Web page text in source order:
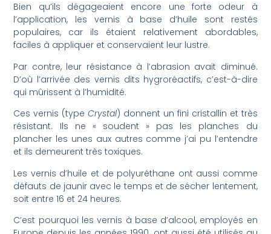
Bien qu’ils dégageaient encore une forte odeur à
l’application, les vernis à base d’huile sont restés
populaires, car ils étaient relativement abordables,
faciles à appliquer et conservaient leur lustre.
Par contre, leur résistance à l’abrasion avait diminué.
D’où l’arrivée des vernis dits hygroréactifs, c’est-à-dire
qui mûrissent à l’humidité.
Ces vernis (typeCrystal) donnent un fini cristallin et très
résistant. Ils ne « soudent » pas les planches du
plancher les unes aux autres comme j’ai pu l’entendre
et ils demeurent très toxiques.
Les vernis d’huile et de polyuréthane ont aussi comme
défauts de jaunir avec le temps et de sécher lentement,
soit entre 16 et 24 heures.
C’est pourquoi les vernis à base d’alcool, employés en